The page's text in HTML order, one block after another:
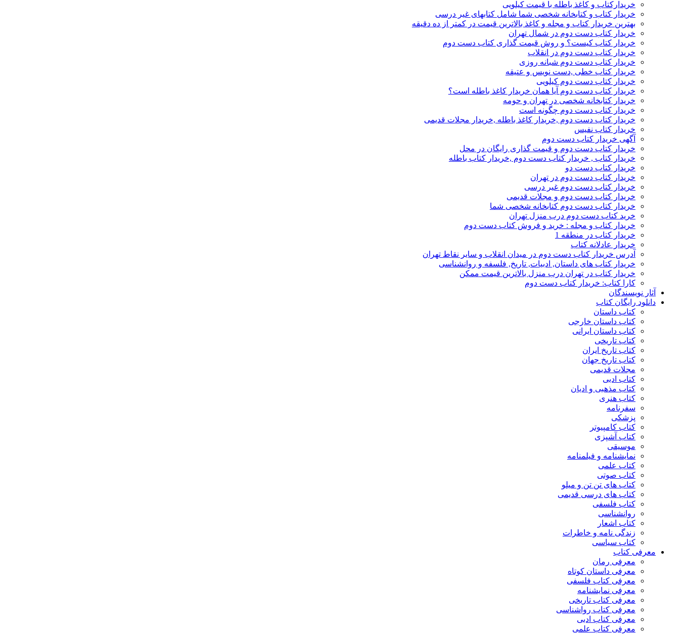
خریدارکتاب و کاغذ باطله با قیمت کیلویی
خریدار کتاب و کتابخانه شخصی شما شامل کتابهای غیر درسی
بهترین خریدار کتاب و مجله و کاغذ بالاترین قیمت در کمتر از ده دقیقه
خریدار کتاب دست دوم در شمال تهران
خریدار کتاب کیست؟ و روش قیمت گذاری کتاب دست دوم
خریدار کتاب دست دوم در انقلاب
خریدار کتاب دست دوم شبانه روزی
خریدار کتاب خطی ,دست نویس و عتیقه
خریدار کتاب دست دوم کیلویی
خریدار کتاب دست دوم آیا همان خریدار کاغذ باطله است؟
خریدار کتابخانه شخصی در تهران و حومه
خریدار کتاب دست دوم چگونه است
خریدار کتاب دست دوم ,خریدار کاغذ باطله ,خریدار مجلات قدیمی
خریدار کتاب نفیس
آگهی خریدار کتاب دست دوم
خریدار کتاب دست دوم و قیمت گذاری رایگان در محل
خریدار کتاب , خریدار کتاب دست دوم ,خریدار کتاب باطله
خریدار کتاب دست دو
خریدار کتاب دست دوم در تهران
خریدار کتاب دست دوم غیر درسی
خریدار کتاب دست دوم و مجلات قدیمی
خریدار کتاب دست دوم کتابخانه شخصی شما
خرید کتاب دست دوم درب منزل تهران
خریدار کتاب و مجله : خرید و فروش کتاب دست دوم
خریدار کتاب در منطقه 1
خریدار عادلانه کتاب
آدرس خریدار کتاب دست دوم در میدان انقلاب و سایر نقاط تهران
خریدار کتاب های داستان, ادبیات, تاریخ, فلسفه و روانشناسی
خریدار کتاب در تهران درب منزل بالاترین قیمت ممکن
کارا کتاب: خریدار کتاب دست دوم
آثار نویسندگان
دانلود رایگان کتاب
کتاب داستان
کتاب داستان خارجی
کتاب داستان ایرانی
کتاب تاریخی
کتاب تاریخ ایران
کتاب تاریخ جهان
مجلات قدیمی
کتاب ادبی
کتاب مذهبی و ادیان
کتاب هنری
سفرنامه
پزشکی
کتاب کامپیوتر
کتاب آشپزی
موسیقی
نمایشنامه و فیلمنامه
کتاب علمی
کتاب صوتی
کتاب های تن تن و میلو
کتاب های درسی قدیمی
کتاب فلسفی
روانشناسی
کتاب اشعار
زندگی نامه و خاطرات
کتاب سیاسی
معرفی کتاب
معرفی رمان
معرفی داستان کوتاه
معرفی کتاب فلسفی
معرفی نمایشنامه
معرفی کتاب تاریخی
معرفی کتاب رواشناسی
معرفی کتاب ادبی
معرفی کتاب علمی